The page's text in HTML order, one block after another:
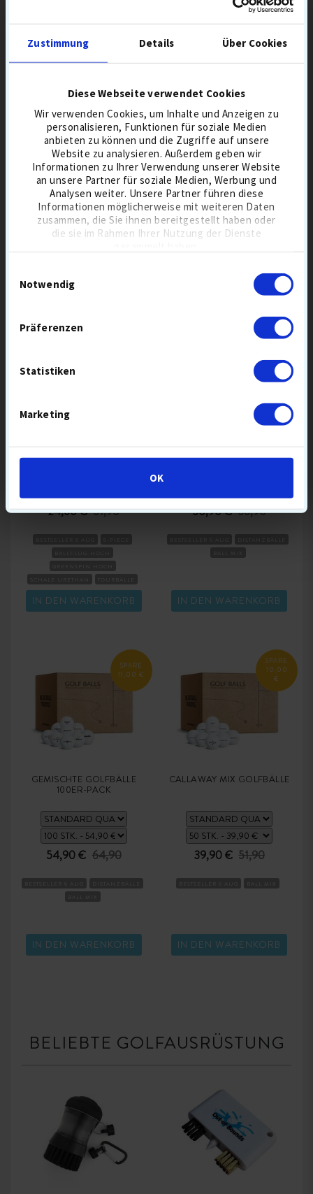
Zustimmung Details Über Cookies
Diese Webseite verwendet Cookies
Wir verwenden Cookies, um Inhalte und Anzeigen zu
personalisieren, Funktionen für soziale Medien
anbieten zu können und die Zugriffe auf unsere
Website zu analysieren. Außerdem geben wir
Informationen zu Ihrer Verwendung unserer Website
an unsere Partner für soziale Medien, Werbung und
Analysen weiter. Unsere Partner führen diese
Informationen möglicherweise mit weiteren Daten
zusammen, die Sie ihnen bereitgestellt haben oder
die sie im Rahmen Ihrer Nutzung der Dienste
Notwendig
Präferenzen
Statistiken
Marketing
OK
wieder auf Lager haben. Wir verarbeiten Ihre personenbezogenen Daten
Datenschutzerklärung
DERZEIT MEISTVERKAUFTE
24,60 € 31,90
IN DEN WARENKORB
SUMMER
SALE
30,90 € 36,90
IN DEN WARENKORB
SPARE
11,00 €
GEMISCHTE GOLFBÄLLE
100ER-PACK
54,90 € 64,90
IN DEN WARENKORB
SPARE
10,00
€
CALLAWAY MIX GOLFBÄLLE
39,90 € 51,90
IN DEN WARENKORB
BELIEBTE GOLFAUSRÜSTUNG